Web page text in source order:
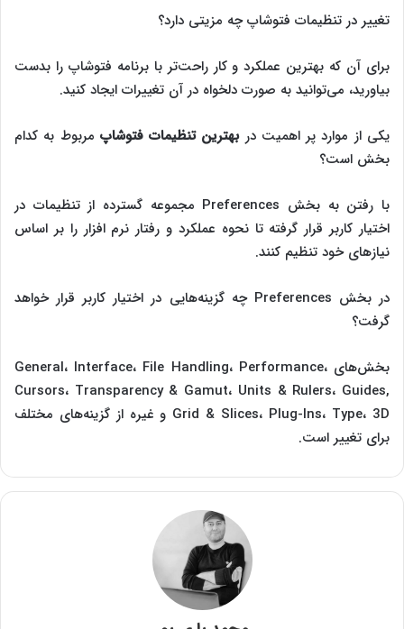
تغییر در تنظیمات فتوشاپ چه مزیتی دارد؟
برای آن که بهترین عملکرد و کار راحت‌تر با برنامه فتوشاپ را بدست
بیاورید، می‌توانید به صورت دلخواه در آن تغییرات ایجاد کنید.
یکی از موارد پر اهمیت دربهترین تنظیمات فتوشاپ مربوط به کدام
بخش است؟
با رفتن به بخش Preferences مجموعه گسترده از تنظیمات در
اختیار کاربر قرار گرفته تا نحوه عملکرد و رفتار نرم‌ افزار را بر اساس
نیازهای خود تنظیم کنند.
در بخش Preferences چه گزینه‌هایی در اختیار کاربر قرار خواهد
گرفت؟
بخش‌های General، Interface، File Handling، Performance،
Cursors، Transparency & Gamut، Units & Rulers، Guides,
Grid & Slices، Plug-Ins، Type، 3D و غیره از گزینه‌های مختلف
برای تغییر است.